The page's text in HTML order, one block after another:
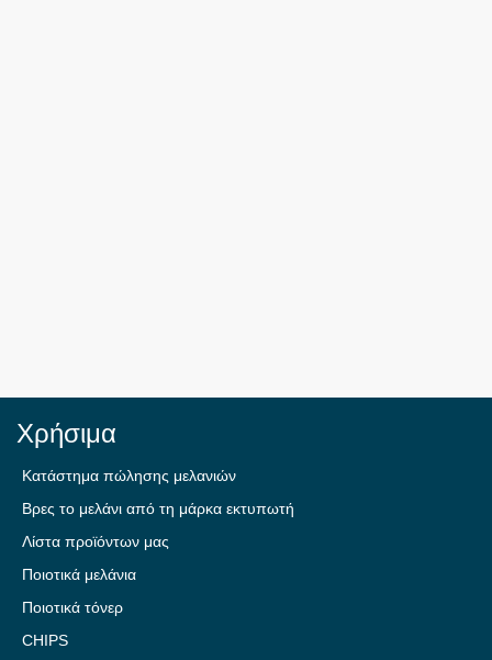
Χρήσιμα
Κατάστημα πώλησης μελανιών
Βρες το μελάνι από τη μάρκα εκτυπωτή
Λίστα προϊόντων μας
Ποιοτικά μελάνια
Ποιοτικά τόνερ
CHIPS